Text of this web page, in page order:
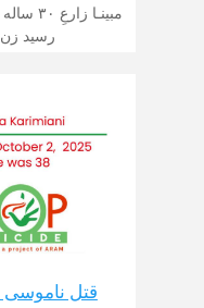
رسید زن جوانی ۳۰